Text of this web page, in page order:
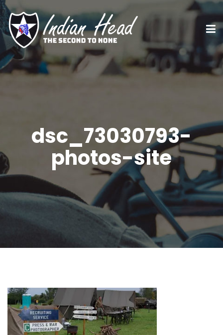
dsc_73030793-
photos-site